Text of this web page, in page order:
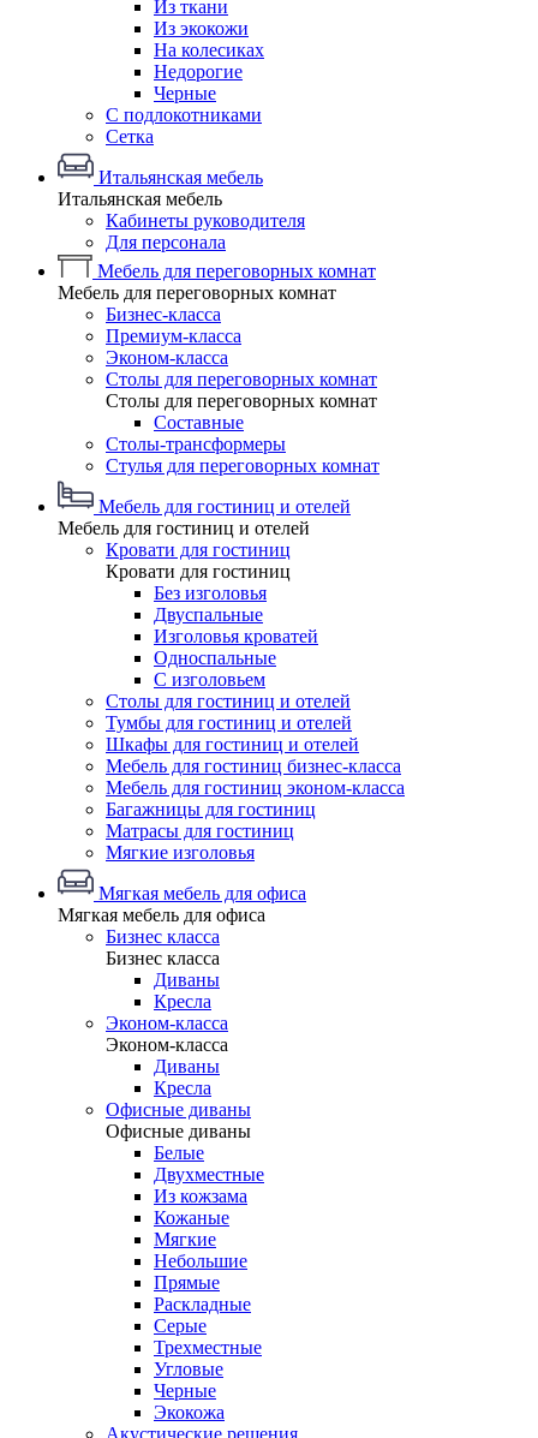
Из ткани
Из экокожи
На колесиках
Недорогие
Черные
С подлокотниками
Сетка
Итальянская мебель
Итальянская мебель
Кабинеты руководителя
Для персонала
Мебель для переговорных комнат
Мебель для переговорных комнат
Бизнес-класса
Премиум-класса
Эконом-класса
Столы для переговорных комнат
Столы для переговорных комнат
Составные
Столы-трансформеры
Стулья для переговорных комнат
Мебель для гостиниц и отелей
Мебель для гостиниц и отелей
Кровати для гостиниц
Кровати для гостиниц
Без изголовья
Двуспальные
Изголовья кроватей
Односпальные
С изголовьем
Столы для гостиниц и отелей
Тумбы для гостиниц и отелей
Шкафы для гостиниц и отелей
Мебель для гостиниц бизнес-класса
Мебель для гостиниц эконом-класса
Багажницы для гостиниц
Матрасы для гостиниц
Мягкие изголовья
Мягкая мебель для офиса
Мягкая мебель для офиса
Бизнес класса
Бизнес класса
Диваны
Кресла
Эконом-класса
Эконом-класса
Диваны
Кресла
Офисные диваны
Офисные диваны
Белые
Двухместные
Из кожзама
Кожаные
Мягкие
Небольшие
Прямые
Раскладные
Серые
Трехместные
Угловые
Черные
Экокожа
Акустические решения